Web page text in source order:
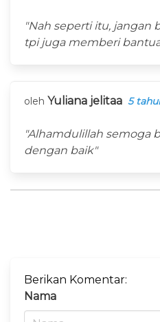
"Nah seperti itu, jangan
tpi juga memberi
oleh Yuliana jelitaa 5
"Alhamdulillah semoga
dengan baik"
Berikan Komentar:
Nama